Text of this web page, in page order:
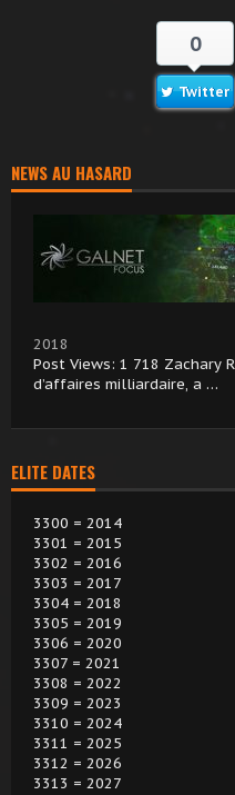
0
Twitter
NEWS AU HASARD
2018
Post Views: 1 718 Zachary
d’affaires milliardaire, a …
ELITE DATES
3300 = 2014
3301 = 2015
3302 = 2016
3303 = 2017
3304 = 2018
3305 = 2019
3306 = 2020
3307 = 2021
3308 = 2022
3309 = 2023
3310 = 2024
3311 = 2025
3312 = 2026
3313 = 2027